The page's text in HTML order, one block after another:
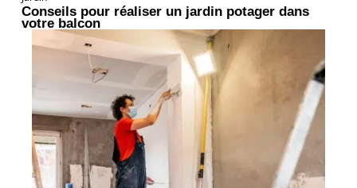
Conseils pour réaliser un jardin potager dans
votre balcon